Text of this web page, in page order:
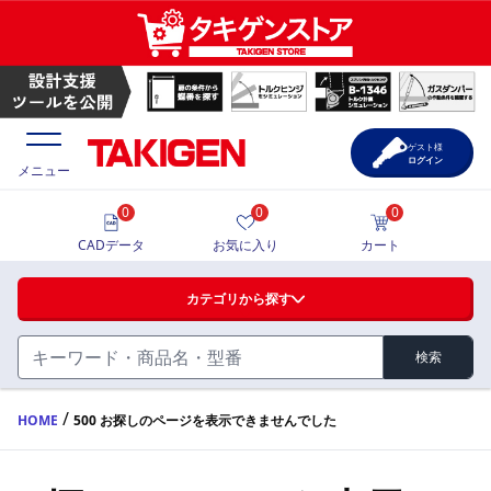
ハンドル・取手・つまみ・周辺機器
FA・A
蝶番・ステー・周辺機器
価格一覧
製品カタログ
メニュー
カテゴリから探す
検索
0
CADデータ
0
お気に入り
0
カート
ゲスト様
ログイン
HOME / 500 お探しのページを表示できませんでした